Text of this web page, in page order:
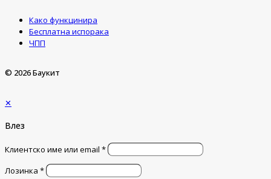
Како функцинира
Бесплатна испорака
ЧПП
© 2026 Баукит
✕
Влез
Клиентско име или email *
Лозинка *